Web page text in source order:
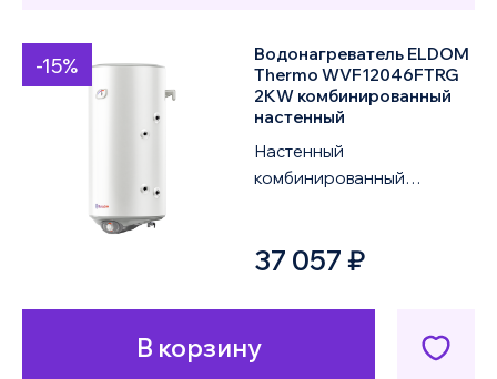
-15%
Водонагреватель ELDOM
Thermo WVF12046FTRG
2KW комбинированный
настенный
Настенный
комбинированный
2KW объемом 120 литров
37 057 ₽
В корзину